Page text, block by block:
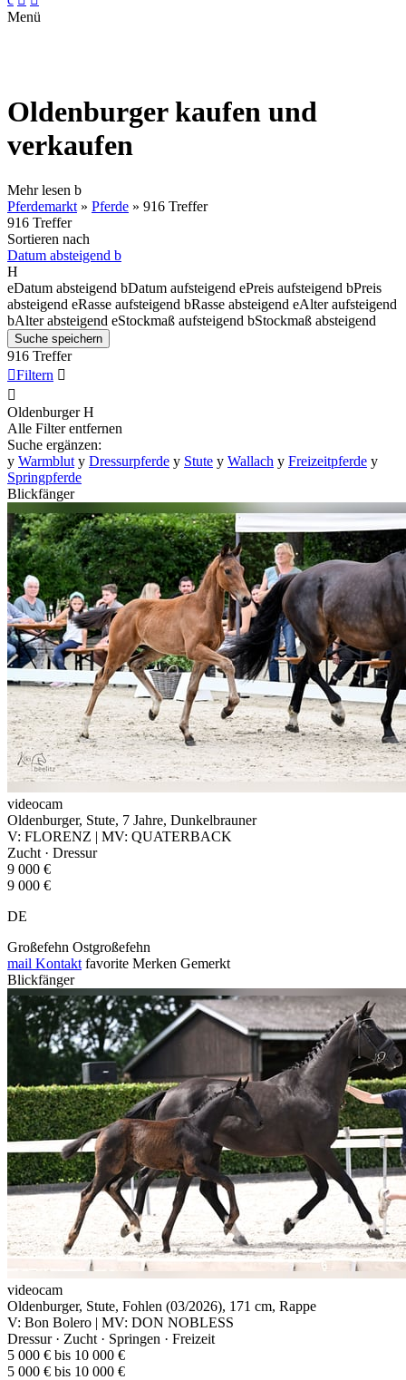
Menü
Oldenburger kaufen und
verkaufen
Mehr lesen b
Pferdemarkt » Pferde » 916 Treffer
916 Treffer
Sortieren nach
Datum absteigend b
H
eDatum absteigend bDatum aufsteigend ePreis aufsteigend bPreis
absteigend eRasse aufsteigend bRasse absteigend eAlter aufsteigend
bAlter absteigend eStockmaß aufsteigend bStockmaß absteigend
Suche speichern
916 Treffer
Filtern 

Oldenburger H
Alle Filter entfernen
Suche ergänzen:
y Warmblut y Dressurpferde y Stute y Wallach y Freizeitpferde y
Springpferde
Blickfänger
videocam
Oldenburger, Stute, 7 Jahre, Dunkelbrauner
V: FLORENZ | MV: QUATERBACK
Zucht · Dressur
9 000 €
9 000 €
DE
Großefehn Ostgroßefehn
mail Kontakt favorite Merken Gemerkt
Blickfänger
videocam
Oldenburger, Stute, Fohlen (03/2026), 171 cm, Rappe
V: Bon Bolero | MV: DON NOBLESS
Dressur · Zucht · Springen · Freizeit
5 000 € bis 10 000 €
5 000 € bis 10 000 €